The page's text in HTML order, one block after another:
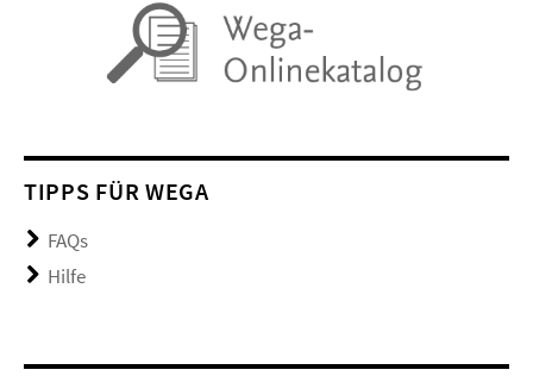
TIPPS FÜR WEGA
FAQs
Hilfe